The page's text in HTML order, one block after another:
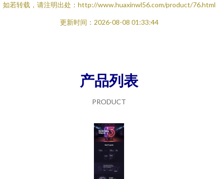
如若转载，请注明出处：http://www.huaxinwl56.com/product/76.html
更新时间：2026-08-08 01:33:44
产品列表
PRODUCT